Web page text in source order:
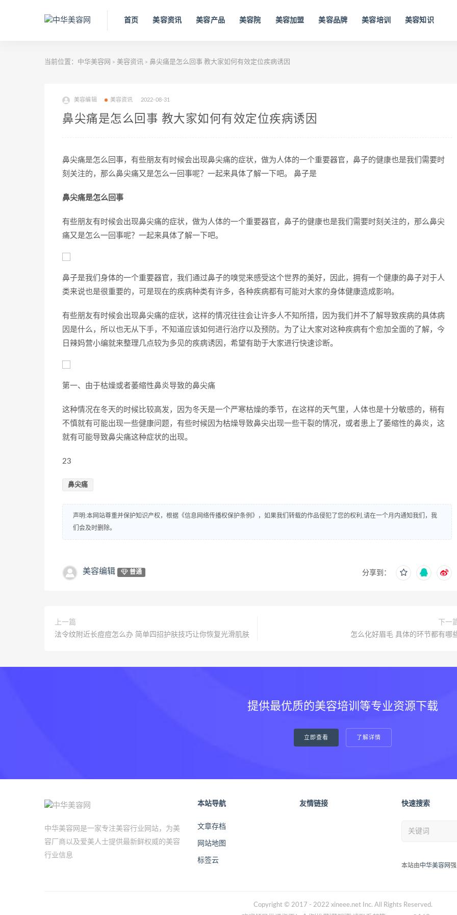
首页 美容资讯 美容产品 美容院 美容加盟 美容品牌 美容培训 美容知识
当前位置： 中华美容网 > 美容资讯 > 鼻尖痛是怎么回事 教大家如何有效定位疾病诱因
美容编辑 美容资讯 2022-08-31
鼻尖痛是怎么回事 教大家如何有效定位疾病诱因
鼻尖痛是怎么回事，有些朋友有时候会出现鼻尖痛的症状，做为人体的一个重要器官，鼻子的健康也是我们需要时
刻关注的，那么鼻尖痛又是怎么一回事呢？一起来具体了解一下吧。 鼻子是
鼻尖痛是怎么回事
有些朋友有时候会出现鼻尖痛的症状，做为人体的一个重要器官，鼻子的健康也是我们需要时刻关注的，那么鼻尖
痛又是怎么一回事呢？一起来具体了解一下吧。
鼻子是我们身体的一个重要器官，我们通过鼻子的嗅觉来感受这个世界的美好，因此，拥有一个健康的鼻子对于人
类来说也是很重要的，可是现在的疾病种类有许多，各种疾病都有可能对大家的身体健康造成影响。
有些朋友有时候会出现鼻尖痛的症状，这样的情况往往会让许多人不知所措，因为我们并不了解导致疾病的具体病
因是什么，所以也无从下手，不知道应该如何进行治疗以及预防。为了让大家对这种疾病有个愈加全面的了解，今
日辣妈营小编就来整理几点较为多见的疾病诱因，希望有助于大家进行快速诊断。
第一、由于枯燥或者萎缩性鼻炎导致的鼻尖痛
这种情况在冬天的时候比较高发，因为冬天是一个严寒枯燥的季节，在这样的天气里，人体也是十分敏感的，稍有
不慎就有可能出现一些健康问题，有些时候因为枯燥导致鼻尖出现一些干裂的情况，或者患上了萎缩性的鼻炎，这
就有可能导致鼻尖痛这种症状的出现。
23
鼻尖痛
声明:本网站尊重并保护知识产权，根据《信息网络传播权保护条例》，如果我们转载的作品侵犯了您的权利,请在一个月内通知我们，我
们会及时删除。
美容编辑 普通 分享到：
上一篇
法令纹附近长痘痘怎么办 简单四招护肤技巧让你恢复光滑肌肤
下一
怎么化好眉毛 具体的环节都有哪
提供最优质的美容培训等专业资源下载
立即查看 了解详情
中华美容网是一家专注美容行业网站，为美
容厂商以及爱美人士提供最新鲜权威的美容
行业信息
本站导航
文章存档
网站地图
标签云
友情链接 快速搜索
本站由中华美容网
Copyright © 2017 - 2022 xineee.net Inc. All Rights Reserved.